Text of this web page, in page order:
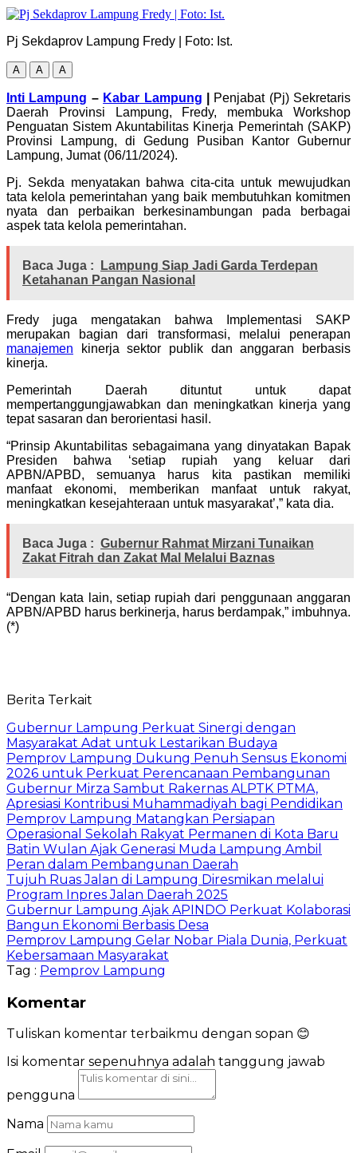
Pj Sekdaprov Lampung Fredy | Foto: Ist.
A A A
Inti Lampung – Kabar Lampung
Penjabat (Pj) Sekretaris
Daerah Provinsi Lampung, Fredy, membuka Workshop
Penguatan Sistem Akuntabilitas Kinerja Pemerintah (SAKP)
Provinsi Lampung, di Gedung Pusiban Kantor Gubernur
Lampung, Jumat (06/11/2024).
Pj. Sekda menyatakan bahwa cita-cita untuk mewujudkan
tata kelola pemerintahan yang baik membutuhkan komitmen
nyata dan perbaikan berkesinambungan pada berbagai
aspek tata kelola pemerintahan.
Baca Juga :
Lampung Siap Jadi Garda Terdepan
Ketahanan Pangan Nasional
Fredy juga mengatakan bahwa Implementasi SAKP
merupakan bagian dari transformasi, melalui penerapan
manajemen kinerja sektor publik dan anggaran berbasis
kinerja.
Pemerintah Daerah dituntut untuk dapat
mempertanggungjawabkan dan meningkatkan kinerja yang
tepat sasaran dan berorientasi hasil.
“Prinsip Akuntabilitas sebagaimana yang dinyatakan Bapak
Presiden bahwa ‘setiap rupiah yang keluar dari
APBN/APBD, semuanya harus kita pastikan memiliki
manfaat ekonomi, memberikan manfaat untuk rakyat,
meningkatkan kesejahteraan untuk masyarakat’,” kata dia.
Baca Juga : Gubernur Rahmat Mirzani Tunaikan
Zakat Fitrah dan Zakat Mal Melalui Baznas
“Dengan kata lain, setiap rupiah dari penggunaan anggaran
APBN/APBD harus berkinerja, harus berdampak,” imbuhnya.
(*)
Berita Terkait
Gubernur Lampung Perkuat Sinergi dengan
Masyarakat Adat untuk Lestarikan Budaya
Pemprov Lampung Dukung Penuh Sensus Ekonomi
2026 untuk Perkuat Perencanaan Pembangunan
Gubernur Mirza Sambut Rakernas ALPTK PTMA,
Apresiasi Kontribusi Muhammadiyah bagi Pendidikan
Pemprov Lampung Matangkan Persiapan
Operasional Sekolah Rakyat Permanen di Kota Baru
Batin Wulan Ajak Generasi Muda Lampung Ambil
Peran dalam Pembangunan Daerah
Tujuh Ruas Jalan di Lampung Diresmikan melalui
Program Inpres Jalan Daerah 2025
Gubernur Lampung Ajak APINDO Perkuat Kolaborasi
Bangun Ekonomi Berbasis Desa
Pemprov Lampung Gelar Nobar Piala Dunia, Perkuat
Kebersamaan Masyarakat
Tag : Pemprov Lampung
Komentar
Tuliskan komentar terbaikmu dengan sopan 😊
Isi komentar sepenuhnya adalah tanggung jawab
pengguna
Nama